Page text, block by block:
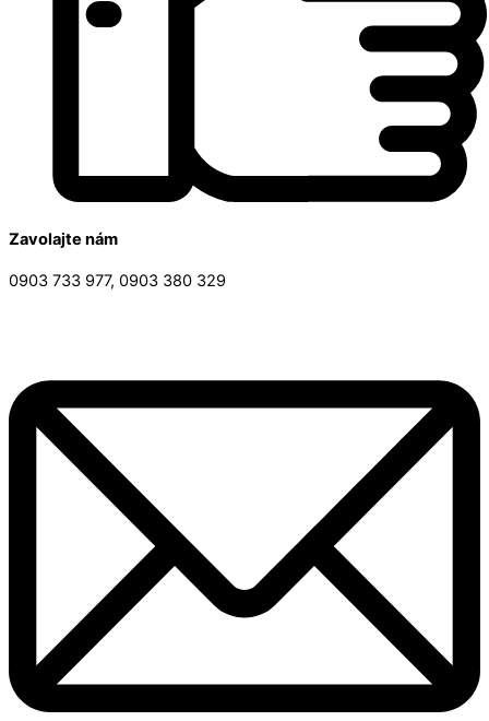
Zavolajte nám
0903 733 977, 0903 380 329